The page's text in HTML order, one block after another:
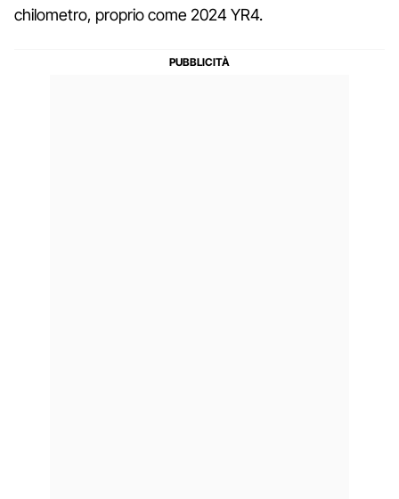
chilometro, proprio come 2024 YR4.